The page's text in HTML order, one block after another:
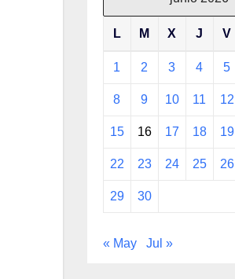
L M X J V
1 2 3 4 5
8 9 10 11 12
15 16 17 18 19
22 23 24 25 26
29 30
« May Jul »